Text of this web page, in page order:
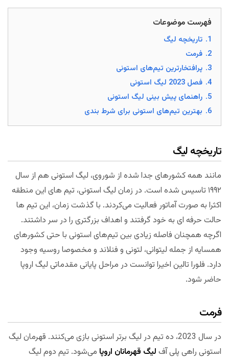
فهرست موضوعات
1. تاریخچه لیگ
2. فرمت
3. پرافتخارترین تیم‌های استونی
4. فصل 2023 لیگ استونی
5. راهنمای پیش بینی لیگ استونی
6. بهترین تیم‌های استونی برای شرط بندی
تاریخچه لیگ
مانند همه کشورهای جدا شده از شوروی، لیگ استونی هم از سال
۱۹۹۲ تاسیس شده است. در زمان لیگ استونی، تیم های این منطقه
اکثرا به صورت آماتور فعالیت می‌کردند. با گذشت زمان، این تیم ها
حالت حرفه ای به خود گرفتند و اهداف بزرگتری را در سر داشتند.
اگرچه همچنان فاصله زیادی بین تیم‌های استونی با حتی کشورهای
همسایه از جمله لیتوانی، لتونی و فنلاند و مخصوصا روسیه وجود
دارد. فلورا تالین اخیرا توانست در مراحل پایانی مقدماتی لیگ اروپا
حاضر شود.
فرمت
در سال 2023، ده تیم در لیگ برتر استونی بازی می‌کنند. قهرمان لیگ
استونی راهی پلی آف لیگ قهرمانان اروپا می‌شود. تیم دوم لیگ